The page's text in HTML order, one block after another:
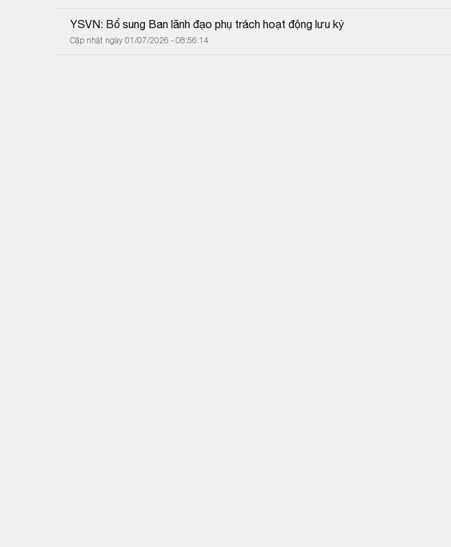
YSVN: Bổ sung Ban lãnh đạo phụ trách hoạt động lưu ký
Cập nhật ngày 01/07/2026 - 08:56:14